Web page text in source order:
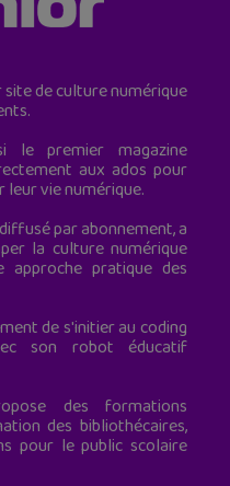
de culture numérique
le premier magazine
aux ados pour
vie numérique.
par abonnement, a
la culture numérique
approche pratique des
de s'initier au coding
son robot éducatif
des formations
des bibliothécaires,
pour le public scolaire